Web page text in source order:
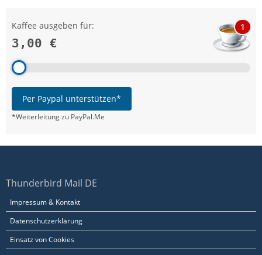
Kaffee ausgeben für:
3,00 €
1
Per Paypal unterstützen*
*Weiterleitung zu PayPal.Me
Thunderbird Mail DE
Impressum & Kontakt
Datenschutzerklärung
Einsatz von Cookies